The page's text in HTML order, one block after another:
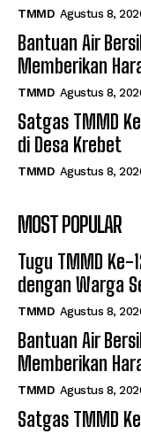
TMMD Agustus 8,
Bantuan Air
Memberikan
TMMD Agustus 8,
Satgas TMMD
di Desa Krebet
TMMD Agustus 8,
MOST POPULAR
Tugu TMMD Ke-
dengan Warga
TMMD Agustus 8,
Bantuan Air
Memberikan
TMMD Agustus 8,
Satgas TMMD